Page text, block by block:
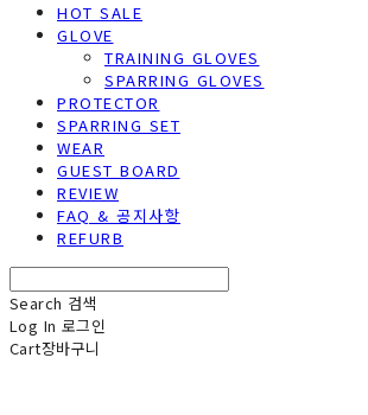
HOT SALE
GLOVE
TRAINING GLOVES
SPARRING GLOVES
PROTECTOR
SPARRING SET
WEAR
GUEST BOARD
REVIEW
FAQ & 공지사항
REFURB
Search 검색
Log In 로그인
Cart장바구니